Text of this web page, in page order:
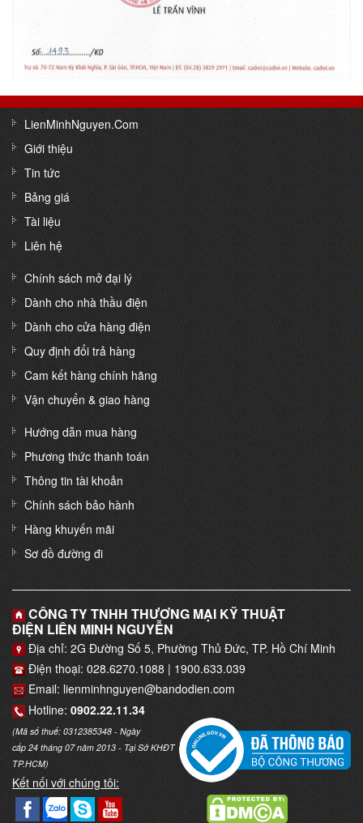
LienMinhNguyen.Com
Giới thiệu
Tin tức
Bảng giá
Tài liệu
Liên hệ
Chính sách mở đại lý
Dành cho nhà thầu điện
Dành cho cửa hàng điện
Quy định đổi trả hàng
Cam kết hàng chính hãng
Vận chuyển & giao hàng
Hướng dẫn mua hàng
Phương thức thanh toán
Thông tin tài khoản
Chính sách bảo hành
Hàng khuyến mãi
Sơ đồ đường đi
CÔNG TY TNHH THƯƠNG MẠI KỸ THUẬT
ĐIỆN LIÊN MINH NGUYỄN
Địa chỉ: 2G Đường Số 5, Phường Thủ Đức, TP. Hồ Chí Minh
Điện thoại: 028.6270.1088 | 1900.633.039
Email: lienminhnguyen@bandodien.com
Hotline: 0902.22.11.34
(Mã số thuế: 0312385348 - Ngày
cấp 24 tháng 07 năm 2013 - Tại Sở KHĐT
TP.HCM)
Kết nối với chúng tôi: